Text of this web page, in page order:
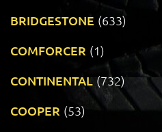
BRIDGESTONE (633)
COMFORCER (1)
CONTINENTAL (732)
COOPER (53)